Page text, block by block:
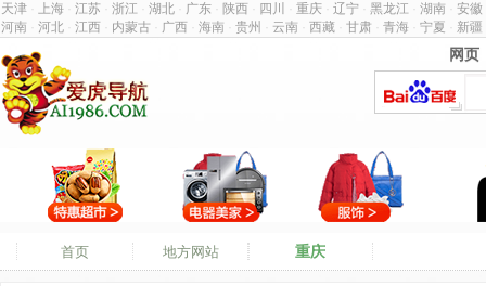
天津 上海 江苏 浙江 湖北 广东 陕西 四川 重庆 辽宁 黑龙江 湖南 安徽
河南
河北 江西 内蒙古 广西 海南 贵州 云南 西藏 甘肃 青海 宁夏 新疆
网页
网页
首页 地方网站 重庆